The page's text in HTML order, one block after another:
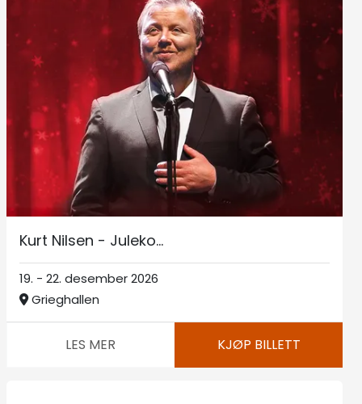
Kurt Nilsen - Juleko...
19. - 22. desember 2026
Grieghallen
LES MER KJØP BILLETT